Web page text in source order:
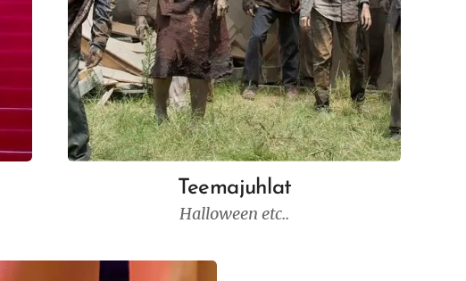
Teemajuhlat
Halloween etc..